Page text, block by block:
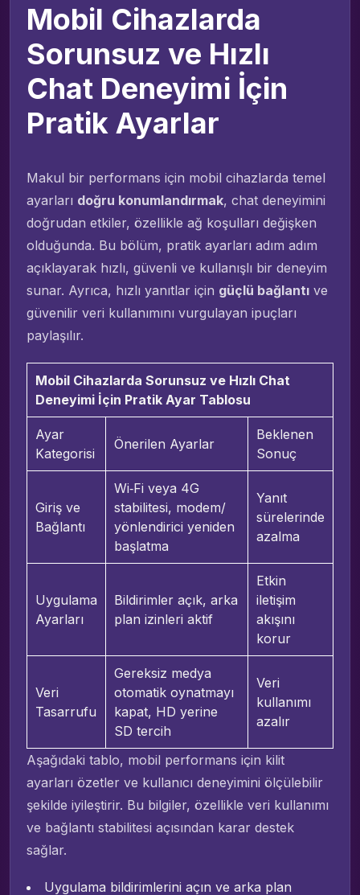
Mobil Cihazlarda
Sorunsuz ve Hızlı
Chat Deneyimi İçin
Pratik Ayarlar
Makul bir performans için mobil cihazlarda temel
ayarları doğru konumlandırmak, chat deneyimini
doğrudan etkiler, özellikle ağ koşulları değişken
olduğunda. Bu bölüm, pratik ayarları adım adım
açıklayarak hızlı, güvenli ve kullanışlı bir deneyim
sunar. Ayrıca, hızlı yanıtlar için güçlü bağlantı ve
güvenilir veri kullanımını vurgulayan ipuçları
paylaşılır.
Mobil Cihazlarda Sorunsuz ve Hızlı Chat
Deneyimi İçin Pratik Ayar Tablosu
Ayar
Kategorisi
Önerilen Ayarlar
Beklenen
Sonuç
Giriş ve
Bağlantı
Wi‑Fi veya 4G
stabilitesi, modem/
yönlendirici yeniden
başlatma
Yanıt
sürelerinde
azalma
Uygulama
Ayarları
Bildirimler açık, arka
plan izinleri aktif
Etkin
iletişim
akışını
korur
Veri
Tasarrufu
Gereksiz medya
otomatik oynatmayı
kapat, HD yerine
SD tercih
Veri
kullanımı
azalır
Aşağıdaki tablo, mobil performans için kilit
ayarları özetler ve kullanıcı deneyimini ölçülebilir
şekilde iyileştirir. Bu bilgiler, özellikle veri kullanımı
ve bağlantı stabilitesi açısından karar destek
sağlar.
Uygulama bildirimlerini açın ve arka plan